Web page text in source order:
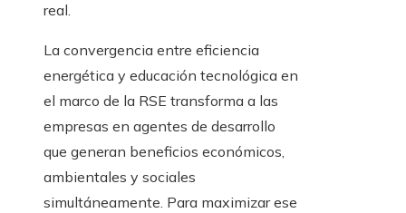
real.
La convergencia entre eficiencia
energética y educación tecnológica en
el marco de la RSE transforma a las
empresas en agentes de desarrollo
que generan beneficios económicos,
ambientales y sociales
simultáneamente. Para maximizar ese